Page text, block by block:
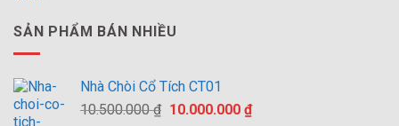
SẢN PHẨM BÁN NHIỀU
Nhà Chòi Cổ Tích CT01
10.500.000₫ Giá
10.000.000 ₫Giá